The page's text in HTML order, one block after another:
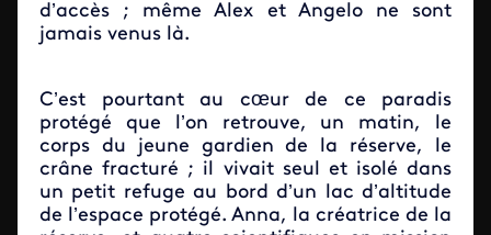
d’accès ; même Alex et Angelo ne sont
jamais venus là.
C’est pourtant au cœur de ce paradis
protégé que l’on retrouve, un matin, le
corps du jeune gardien de la réserve, le
crâne fracturé ; il vivait seul et isolé dans
un petit refuge au bord d’un lac d’altitude
de l’espace protégé. Anna, la créatrice de la